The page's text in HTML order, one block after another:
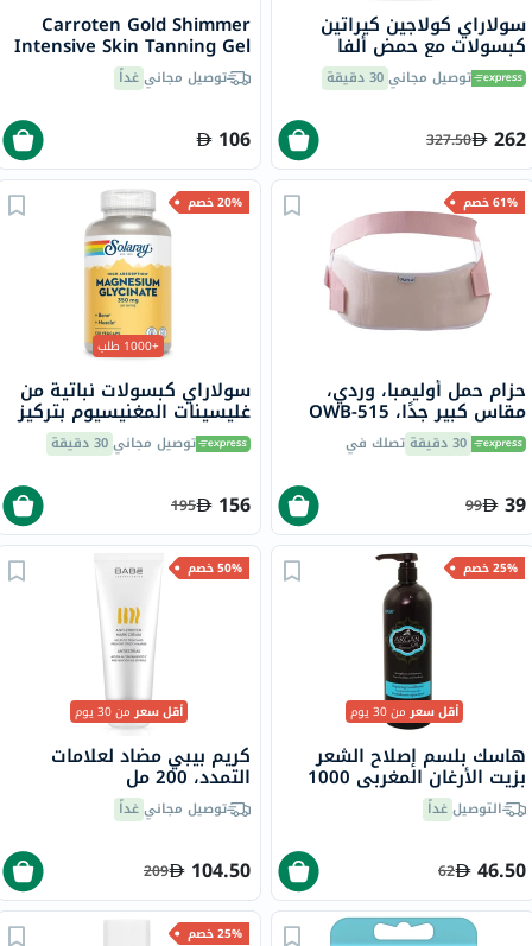
سولاراي كولاجين كيراتين
كبسولات مع حمض ألفا
ليبويك وحمض الهيالورونيك
للشعر والبشرة والأظافر،
توصيل مجاني30 دقيقة
262
327.50
Carroten Gold Shimmer
Intensive Skin Tanning Gel
150mlتوصيل مجانيغداً
106
61% خصم
حزام حمل أوليمبا، وردي،
مقاس كبير جدًا، OWB-515
30 دقيقة تصلك في
39
99
20% خصم
+1000 طلب
سولاراي كبسولات نباتية من
غليسينات المغنيسيوم بتركيز
350 ملجم لصحة العظام
والعضلات حزمة من 120
توصيل مجاني30 دقيقة
156
195
25% خصم
أقل سعرمن 30 يوم
هاسك بلسم إصلاح الشعر
بزيت الأرغان المغربي 1000
ملالتوصيلغداً
46.50
62
50% خصم
أقل سعرمن 30 يوم
كريم بيبي مضاد لعلامات
التمدد، 200 مل
توصيل مجانيغداً
104.50
209
25% خصم